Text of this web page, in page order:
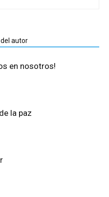
del autor
en nosotros!
la paz